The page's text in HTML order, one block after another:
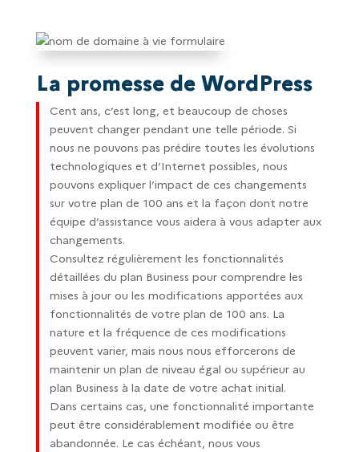
La promesse de WordPress
Cent ans, c’est long, et beaucoup de choses
peuvent changer pendant une telle période. Si
nous ne pouvons pas prédire toutes les évolutions
technologiques et d’Internet possibles, nous
pouvons expliquer l’impact de ces changements
sur votre plan de 100 ans et la façon dont notre
équipe d’assistance vous aidera à vous adapter aux
changements.
Consultez régulièrement les fonctionnalités
détaillées du plan Business pour comprendre les
mises à jour ou les modifications apportées aux
fonctionnalités de votre plan de 100 ans. La
nature et la fréquence de ces modifications
peuvent varier, mais nous nous efforcerons de
maintenir un plan de niveau égal ou supérieur au
plan Business à la date de votre achat initial.
Dans certains cas, une fonctionnalité importante
peut être considérablement modifiée ou être
abandonnée. Le cas échéant, nous vous